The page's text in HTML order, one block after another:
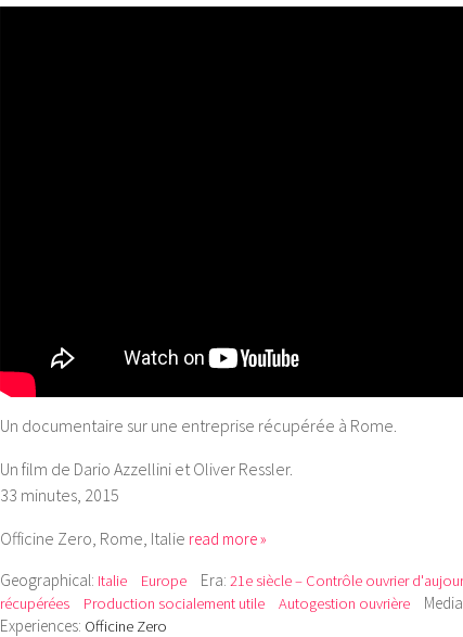
Un documentaire sur une entreprise récupérée à Rome.
Un film de Dario Azzellini et Oliver Ressler.
33 minutes, 2015
Officine Zero, Rome, Italie read more »
Geographical: Italie Europe Era: 21e siècle – Contrôle ouvrier
récupérées
Production socialement utile Autogestion ouvrière
Experiences: Officine Zero